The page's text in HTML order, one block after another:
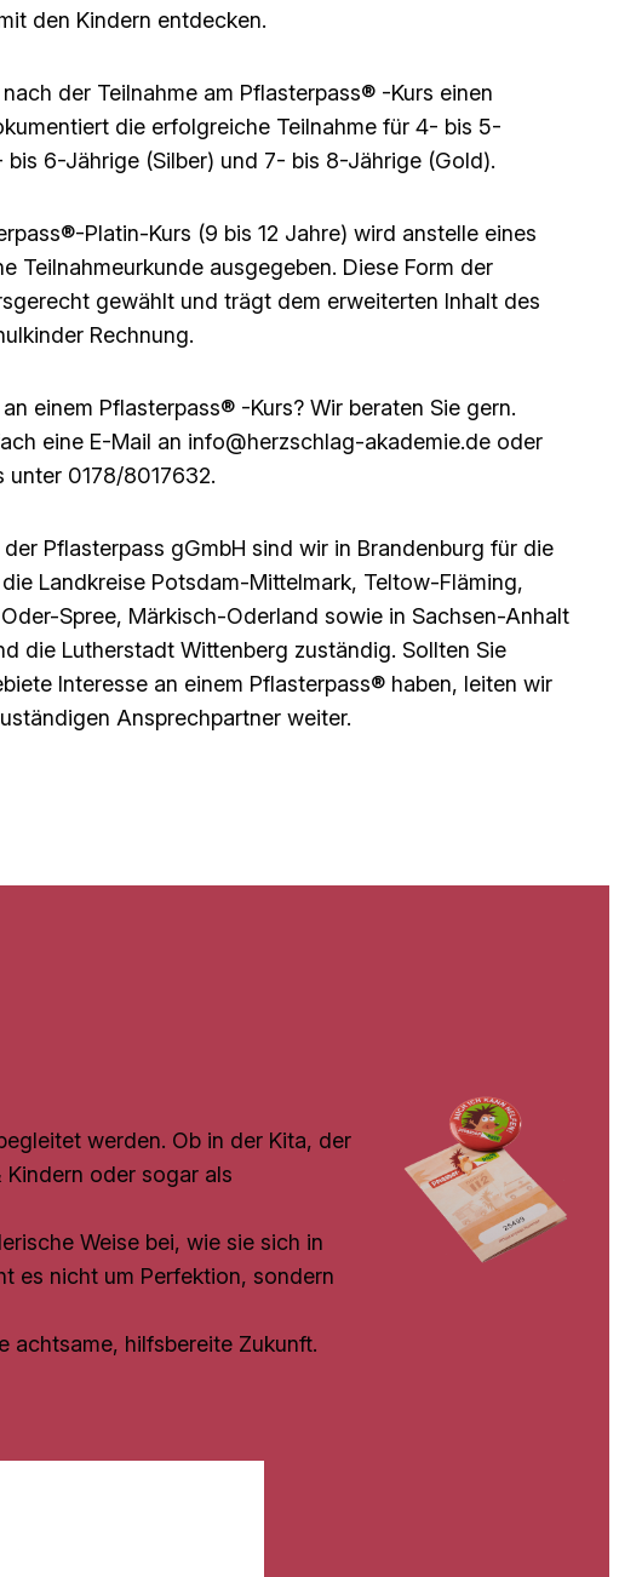
den Kindern entdecken.
der Teilnahme am Pflasterpass® -Kurs einen
die erfolgreiche Teilnahme für 4- bis 5-
bis 6-Jährige (Silber) und 7- bis 8-Jährige (Gold).
Platin-Kurs (9 bis 12 Jahre) wird anstelle eines
Teilnahmeurkunde ausgegeben. Diese Form der
gewählt und trägt dem erweiterten Inhalt des
Rechnung.
einem Pflasterpass® -Kurs? Wir beraten Sie gern.
eine E-Mail an info@herzschlag-akademie.de oder
unter 0178/8017632.
Pflasterpass gGmbH sind wir in Brandenburg für die
Landkreise Potsdam-Mittelmark, Teltow-Fläming,
Spree, Märkisch-Oderland sowie in Sachsen-Anhalt
die Lutherstadt Wittenberg zuständig. Sollten Sie
Interesse an einem Pflasterpass® haben, leiten wir
Ansprechpartner weiter.
werden. Ob in der Kita, der
Kindern oder sogar als
Weise bei, wie sie sich in
es nicht um Perfektion, sondern
achtsame, hilfsbereite Zukunft.